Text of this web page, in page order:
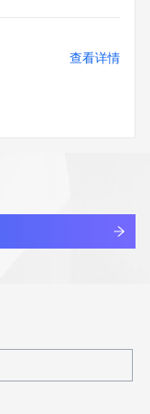
查看详情
查看详情